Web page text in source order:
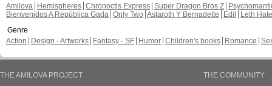
Amilova
Hemispheres Chronoctis Express Super Dragon Bros Z
Bienvenidos A República Gada Only Two Astaroth Y Bernadette Edil
Leth Hate
Genre
Action
Design - Artworks Fantasy - SF Humor Children's books Romance
THE AMILOVA PROJECT
THE COMMUNITY